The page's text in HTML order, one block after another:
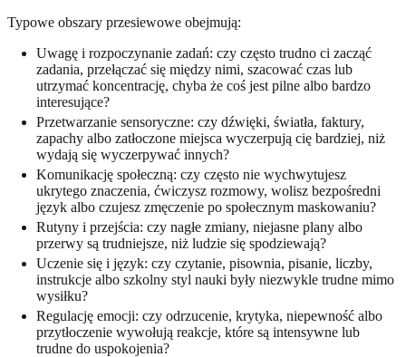
Typowe obszary przesiewowe obejmują:
Uwagę i rozpoczynanie zadań: czy często trudno ci zacząć
zadania, przełączać się między nimi, szacować czas lub
utrzymać koncentrację, chyba że coś jest pilne albo bardzo
interesujące?
Przetwarzanie sensoryczne: czy dźwięki, światła, faktury,
zapachy albo zatłoczone miejsca wyczerpują cię bardziej, niż
wydają się wyczerpywać innych?
Komunikację społeczną: czy często nie wychwytujesz
ukrytego znaczenia, ćwiczysz rozmowy, wolisz bezpośredni
język albo czujesz zmęczenie po społecznym maskowaniu?
Rutyny i przejścia: czy nagłe zmiany, niejasne plany albo
przerwy są trudniejsze, niż ludzie się spodziewają?
Uczenie się i język: czy czytanie, pisownia, pisanie, liczby,
instrukcje albo szkolny styl nauki były niezwykle trudne mimo
wysiłku?
Regulację emocji: czy odrzucenie, krytyka, niepewność albo
przytłoczenie wywołują reakcje, które są intensywne lub
trudne do uspokojenia?